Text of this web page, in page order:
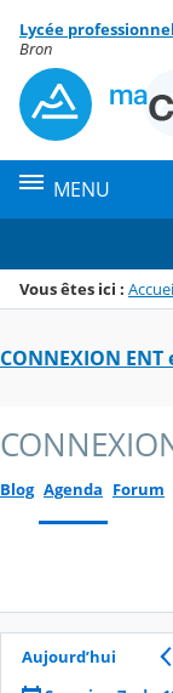
Menu de la
Contenu
Lycée
Bron
MENU
Vous êtes ici :
CONNEXION ENT
Blog Agenda Forum
Aujourd’hui